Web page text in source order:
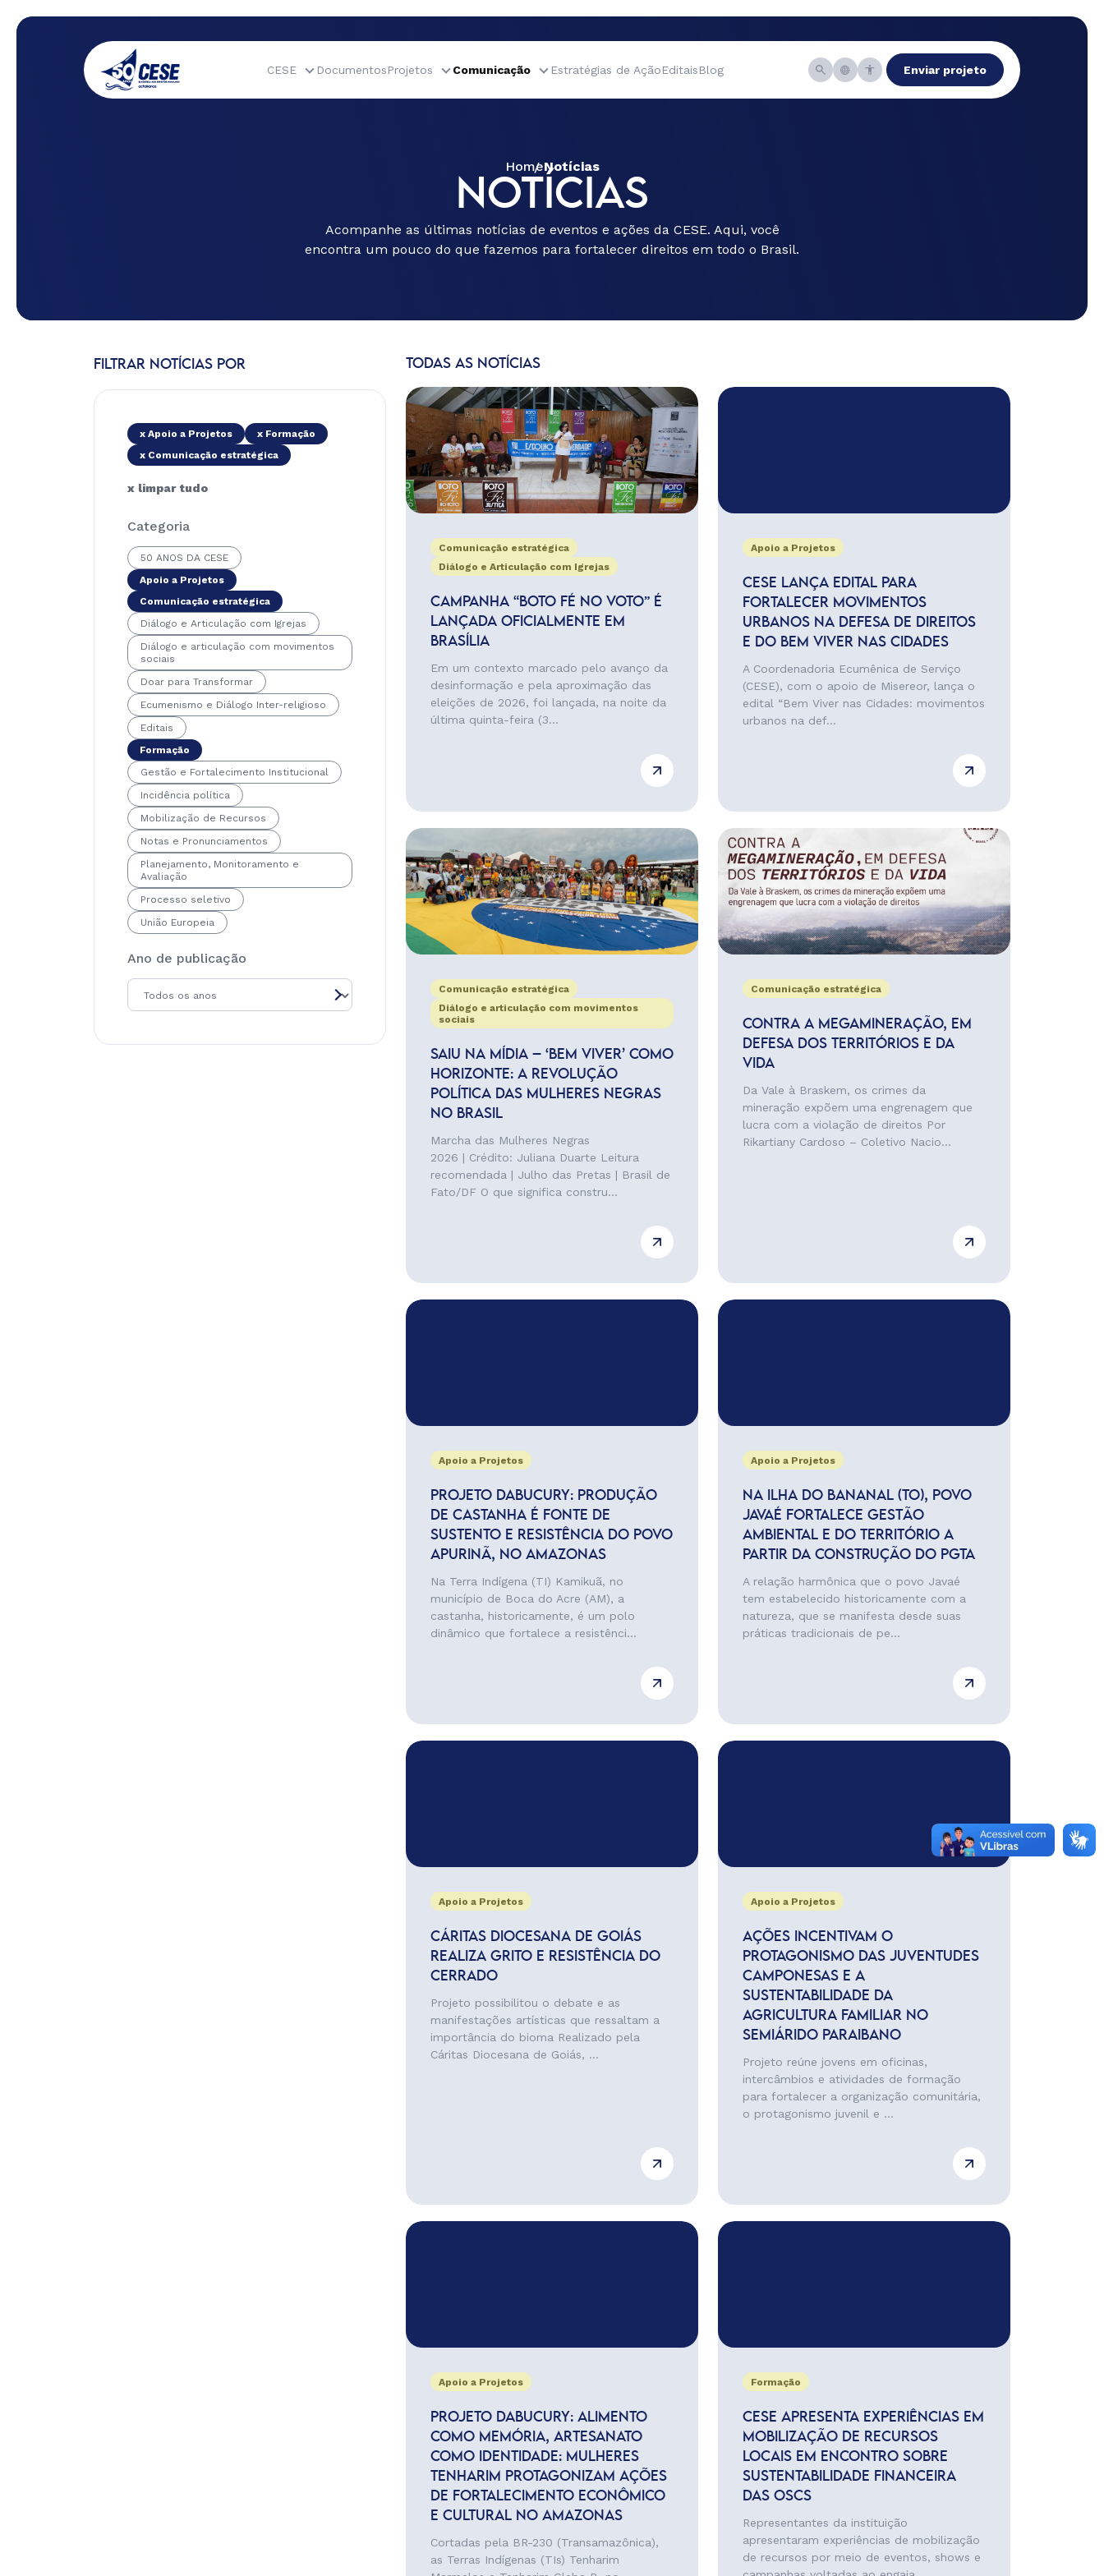
CESE DocumentosProjetos Comunicação Estratégias de AçãoEditaisBlog Enviar projeto
HomeNotícias
NOTÍCIAS
Acompanhe as últimas notícias de eventos e ações da CESE. Aqui, você
encontra um pouco do que fazemos para fortalecer direitos em todo o Brasil.
FILTRAR NOTÍCIAS POR
x Apoio a Projetos
x Formação
x Comunicação estratégica
x limpar tudo
Categoria
50 ANOS DA CESE
Apoio a Projetos
Comunicação estratégica
Diálogo e Articulação com Igrejas
Diálogo e articulação com movimentos
sociais
Doar para Transformar
Ecumenismo e Diálogo Inter-religioso
Editais
Formação
Gestão e Fortalecimento Institucional
Incidência política
Mobilização de Recursos
Notas e Pronunciamentos
Planejamento, Monitoramento e
Avaliação
Processo seletivo
União Europeia
Ano de publicação
TODAS AS NOTÍCIAS
Comunicação estratégica
Diálogo e Articulação com Igrejas
CAMPANHA “BOTO FÉ NO VOTO” É
LANÇADA OFICIALMENTE EM
BRASÍLIA
Em um contexto marcado pelo avanço da
desinformação e pela aproximação das
eleições de 2026, foi lançada, na noite da
última quinta-feira (3...
Apoio a Projetos
CESE LANÇA EDITAL PARA
FORTALECER MOVIMENTOS
URBANOS NA DEFESA DE DIREITOS
E DO BEM VIVER NAS CIDADES
A Coordenadoria Ecumênica de Serviço
(CESE), com o apoio de Misereor, lança o
edital “Bem Viver nas Cidades: movimentos
urbanos na def...
Comunicação estratégica
Diálogo e articulação com movimentos
sociais
SAIU NA MÍDIA – ‘BEM VIVER’ COMO
HORIZONTE: A REVOLUÇÃO
POLÍTICA DAS MULHERES NEGRAS
NO BRASIL
Marcha das Mulheres Negras
2026 | Crédito: Juliana Duarte Leitura
recomendada | Julho das Pretas | Brasil de
Fato/DF O que significa constru...
Comunicação estratégica
CONTRA A MEGAMINERAÇÃO, EM
DEFESA DOS TERRITÓRIOS E DA
VIDA
Da Vale à Braskem, os crimes da
mineração expõem uma engrenagem que
lucra com a violação de direitos Por
Rikartiany Cardoso – Coletivo Nacio...
Apoio a Projetos
PROJETO DABUCURY: PRODUÇÃO
DE CASTANHA É FONTE DE
SUSTENTO E RESISTÊNCIA DO POVO
APURINÃ, NO AMAZONAS
Na Terra Indígena (TI) Kamikuã, no
município de Boca do Acre (AM), a
castanha, historicamente, é um polo
dinâmico que fortalece a resistênci...
Apoio a Projetos
NA ILHA DO BANANAL (TO), POVO
JAVAÉ FORTALECE GESTÃO
AMBIENTAL E DO TERRITÓRIO A
PARTIR DA CONSTRUÇÃO DO PGTA
A relação harmônica que o povo Javaé
tem estabelecido historicamente com a
natureza, que se manifesta desde suas
práticas tradicionais de pe...
Apoio a Projetos
CÁRITAS DIOCESANA DE GOIÁS
REALIZA GRITO E RESISTÊNCIA DO
CERRADO
Projeto possibilitou o debate e as
manifestações artísticas que ressaltam a
importância do bioma Realizado pela
Cáritas Diocesana de Goiás, ...
Apoio a Projetos
AÇÕES INCENTIVAM O
PROTAGONISMO DAS JUVENTUDES
CAMPONESAS E A
SUSTENTABILIDADE DA
AGRICULTURA FAMILIAR NO
SEMIÁRIDO PARAIBANO
Projeto reúne jovens em oficinas,
intercâmbios e atividades de formação
para fortalecer a organização comunitária,
o protagonismo juvenil e ...
Apoio a Projetos
PROJETO DABUCURY: ALIMENTO
COMO MEMÓRIA, ARTESANATO
COMO IDENTIDADE: MULHERES
TENHARIM PROTAGONIZAM AÇÕES
DE FORTALECIMENTO ECONÔMICO
E CULTURAL NO AMAZONAS
Cortadas pela BR-230 (Transamazônica),
as Terras Indígenas (TIs) Tenharim
Formação
CESE APRESENTA EXPERIÊNCIAS EM
MOBILIZAÇÃO DE RECURSOS
LOCAIS EM ENCONTRO SOBRE
SUSTENTABILIDADE FINANCEIRA
DAS OSCS
Representantes da instituição
apresentaram experiências de mobilização
de recursos por meio de eventos, shows e